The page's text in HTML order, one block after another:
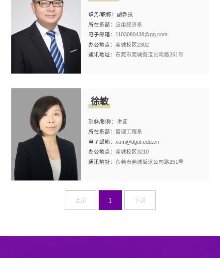
职务/职称： 副教授
所在系部： 应用经济系
电子邮箱： 1103080438@qq.com
办公地点： 莞城校区2302
通讯地址： 东莞市莞城街道公司路251号
徐敏
职务/职称： 讲师
所在系部： 管理工程系
电子邮箱： xum@dgut.edu.cn
办公地点： 莞城校区3210
通讯地址： 东莞市莞城街道公司路251号
上页 1 下页